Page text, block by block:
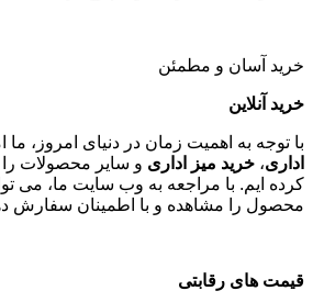
خرید آسان و مطمئن
خرید آنلاین
با توجه به اهمیت زمان در دنیای امروز، ما
اداری، خرید میز اداری و سایر محصولات را
کرده ایم. با مراجعه به وب سایت ما، می
محصول را مشاهده و با اطمینان سفارش
قیمت های رقابتی